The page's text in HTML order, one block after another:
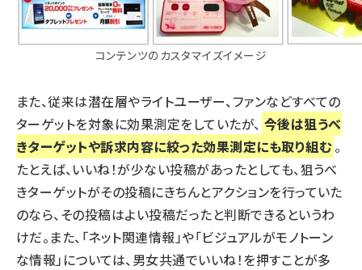
コンテンツのカスタマイズイメージ
また、従来は潜在層やライトユーザー、ファンなどすべての
ターゲットを対象に効果測定をしていたが、 今後は狙うべ
きターゲットや訴求内容に絞った効果測定にも取り組む 。
たとえば、いいね！が少ない投稿があったとしても、狙うべ
きターゲットがその投稿にきちんとアクションを行っていた
のなら、その投稿はよい投稿だったと判断できるというわ
けだ。また、「ネット関連情報」や「ビジュアルがモノトーン
な情報」については、男女共通でいいね！を押すことが多